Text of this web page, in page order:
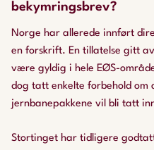
bekymringsbrev?
Norge har allerede innført
en forskrift. En tillatelse gitt
være gyldig i hele EØS-
dog tatt enkelte forbehold om
jernbanepakkene vil bli tatt
Stortinget har tidligere